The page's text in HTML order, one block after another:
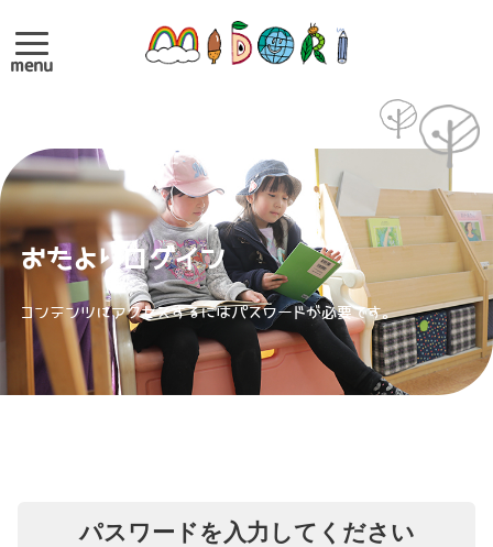
menu
おたよりログイン
コンテンツにアクセスするにはパスワードが必要です。
パスワードを入力してください